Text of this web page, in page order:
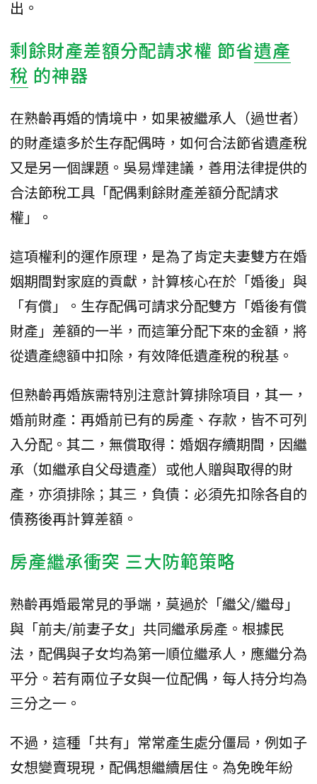
出。
剩餘財產差額分配請求權 節省遺產
稅 的神器
在熟齡再婚的情境中，如果被繼承人（過世者）
的財產遠多於生存配偶時，如何合法節省遺產稅
又是另一個課題。吳易燁建議，善用法律提供的
合法節稅工具「配偶剩餘財產差額分配請求
權」。
​這項權利的運作原理，是為了肯定夫妻雙方在婚
姻期間對家庭的貢獻，計算核心在於「婚後」與
「有償」。生存配偶可請求分配雙方「婚後有償
財產」差額的一半，而這筆分配下來的金額，將
從遺產總額中扣除，有效降低遺產稅的稅基。
​但熟齡再婚族需特別注意計算排除項目，其一，
婚前財產：再婚前已有的房產、存款，皆不可列
入分配。其二，​無償取得：婚姻存續期間，因繼
承（如繼承自父母遺產）或他人贈與取得的財
產，亦須排除；其三，​負債：必須先扣除各自的
債務後再計算差額。
房產繼承衝突 三大防範策略
​熟齡再婚最常見的爭端，莫過於「繼父/繼母」
與「前夫/前妻子女」共同繼承房產。根據民
法，配偶與子女均為第一順位繼承人，應繼分為
平分。若有兩位子女與一位配偶，每人持分均為
三分之一。
​不過，這種「共有」常常產生處分僵局，例如子
女想變賣現現，配偶想繼續居住。為免晚年紛